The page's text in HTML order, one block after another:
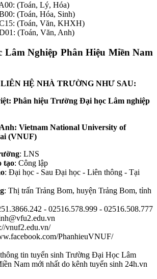
(Toán, Lý, Hóa)
(Toán, Hóa, Sinh)
(Toán, Văn, KHXH)
(Toán, Văn, Anh)
Nghiệp Phân Hiệu Miền Nam
HỆ NHÀ TRƯỜNG NHƯ SAU:
Phân hiệu Trường Đại học Lâm nghiệp
Vietnam National University of
(VNUF)
: LNS
tạo: Công lập
: Đại học - Sau Đại học - Liên thông - Tại
: Thị trấn Trảng Bom, huyện Trảng Bom, tỉnh
- 02516.578.999 - 02516.508.777
vnuf2.edu.vn/
PhanhieuVNUF/
tin tuyển sinh Trường Đại Học Lâm
Nam mới nhất do kênh tuyển sinh 24h.vn